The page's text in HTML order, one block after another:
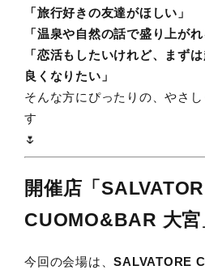
「旅行好きの友達がほしい」
「温泉や自然の話で盛り上が
「恋活もしたいけれど、まず
良くなりたい」
そんな方にぴったりの、やさ
す
🌷
開催店「
CUOMO&BAR 大宮
今回の会場は、SALVATORE